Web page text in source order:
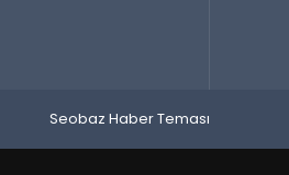
Seobaz Haber Teması